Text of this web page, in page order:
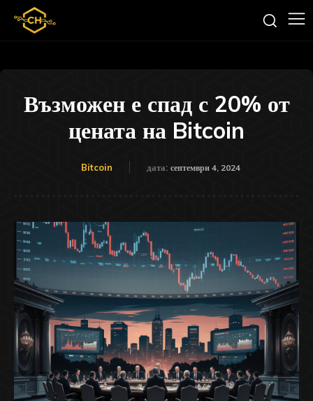
Възможен е спад с 20% от
цената на Bitcoin
Bitcoin дата: септември 4, 2024